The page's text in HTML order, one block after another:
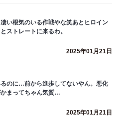
い根気のいる作戦やな笑あとヒロイン
ストレートに来るわ。
2025年01月21日
のに…前から進歩してないやん。悪化
まってちゃん気質…
2025年01月21日